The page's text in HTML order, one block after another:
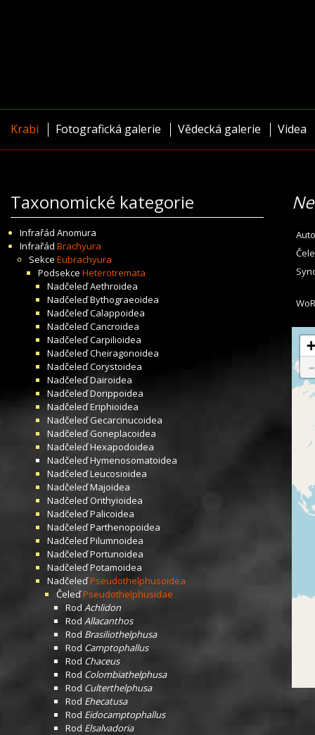
Krabi Fotografická galerie Vědecká galerie Videa
Taxonomické kategorie
Infrařád Anomura
Infrařád Brachyura
Sekce Eubrachyura
Podsekce Heterotremata
NadčeleďAethroidea
NadčeleďBythograeoidea
NadčeleďCalappoidea
NadčeleďCancroidea
NadčeleďCarpilioidea
NadčeleďCheiragonoidea
NadčeleďCorystoidea
NadčeleďDairoidea
NadčeleďDorippoidea
NadčeleďEriphioidea
NadčeleďGecarcinucoidea
NadčeleďGoneplacoidea
NadčeleďHexapodoidea
NadčeleďHymenosomatoidea
NadčeleďLeucosioidea
NadčeleďMajoidea
NadčeleďOrithyioidea
NadčeleďPalicoidea
NadčeleďParthenopoidea
NadčeleďPilumnoidea
NadčeleďPortunoidea
NadčeleďPotamoidea
NadčeleďPseudothelphusoidea
ČeleďPseudothelphusidae
Rod Achlidon
Rod Allacanthos
Rod Brasiliothelphusa
Rod Camptophallus
Rod Chaceus
Rod Colombiathelphusa
Rod Culterthelphusa
Rod Ehecatusa
Rod Eidocamptophallus
Rod Elsalvadoria
+